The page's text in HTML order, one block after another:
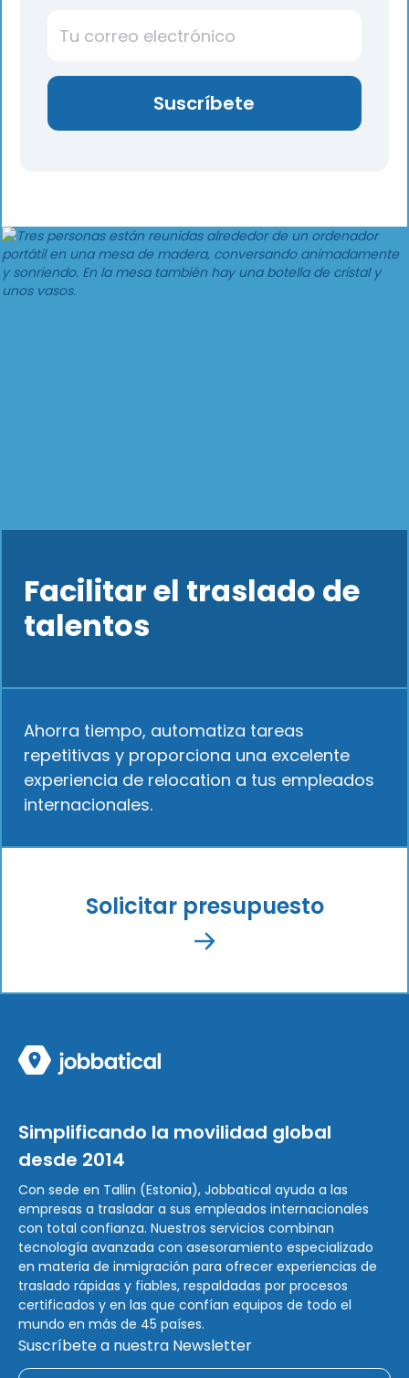
Facilitar el traslado de
talentos
Ahorra tiempo, automatiza tareas
repetitivas y proporciona una excelente
experiencia de relocation a tus empleados
internacionales.
Solicitar presupuesto
Simplificando la movilidad global
desde 2014
Con sede en Tallin (Estonia), Jobbatical ayuda a las
empresas a trasladar a sus empleados internacionales
con total confianza. Nuestros servicios combinan
tecnología avanzada con asesoramiento especializado
en materia de inmigración para ofrecer experiencias de
traslado rápidas y fiables, respaldadas por procesos
certificados y en las que confían equipos de todo el
mundo en más de 45 países.
Suscríbete a nuestra Newsletter